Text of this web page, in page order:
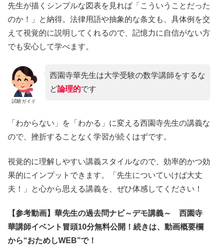
先生が描くシンプルな図表を見れば「こういうことだった
のか！」と納得。法律用語や抽象的な条文も、具体例を交
えて視覚的に説明してくれるので、記憶力に自信がない方
でも安心して学べます。
試験ガイド
西園寺華先生は大学受験の数学講師をするな
ど論理的です
「わからない」を「わかる」に変える西園寺先生の講義な
ので、挫折することなく学習が続くはずです。
視覚的に理解しやすい講義スタイルなので、効率的かつ効
果的にインプットできます。「先生についていけば大丈
夫！」と心から思える講義を、ぜひ体感してください！
【参考動画】華先生の過去問ナビ～デモ講義～ 西園寺
華講師イベント冒頭10分無料公開！続きは、動画概要欄
から“おためしWEB”で！